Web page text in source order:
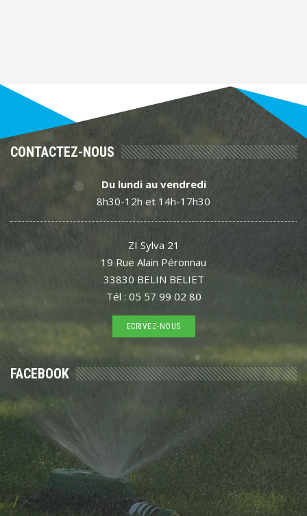
CONTACTEZ-NOUS
Du lundi au vendredi
8h30-12h et 14h-17h30
ZI Sylva 21
19 Rue Alain Péronnau
33830 BELIN BELIET
Tél : 05 57 99 02 80
ECRIVEZ-NOUS
FACEBOOK